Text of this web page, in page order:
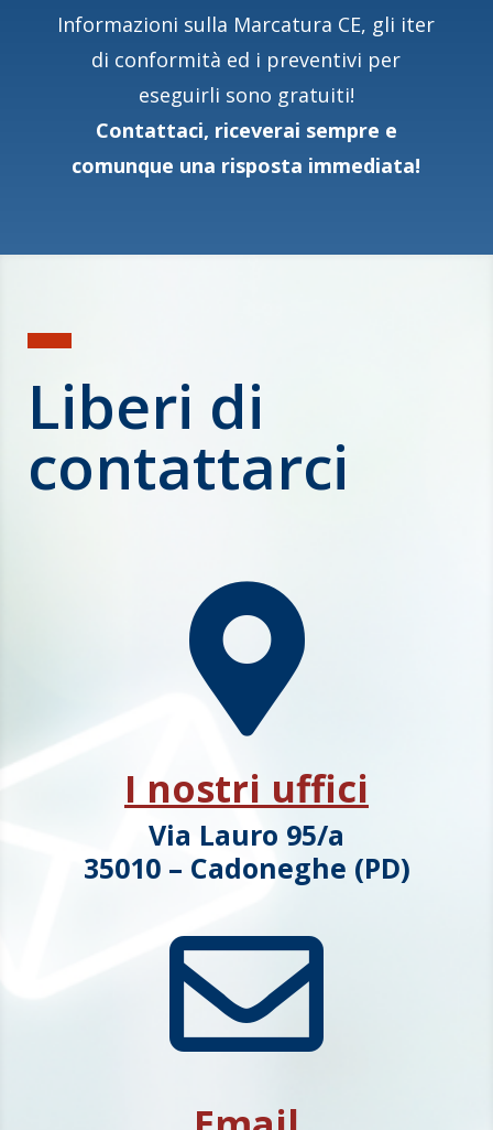
Informazioni sulla Marcatura CE, gli iter
di conformità ed i preventivi per
eseguirli sono gratuiti!
Contattaci, riceverai sempre e
comunque una risposta immediata!
Liberi di
contattarci

I nostri uffici
Via Lauro 95/a
35010 – Cadoneghe (PD)
